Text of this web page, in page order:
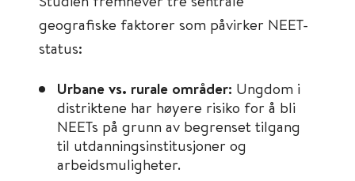
geografiske faktorer som påvirker NEET-
status:
Urbane vs. rurale områder: Ungdom i
distriktene har høyere risiko for å bli
NEETs på grunn av begrenset tilgang
til utdanningsinstitusjoner og
arbeidsmuligheter.